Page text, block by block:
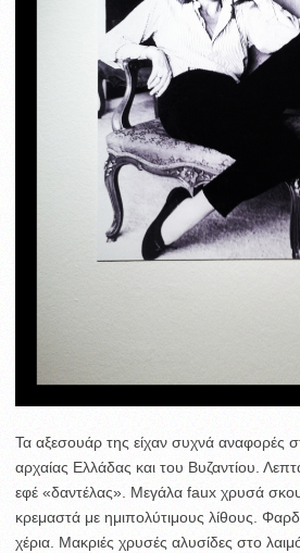
Τα αξεσουάρ της είχαν συχνά αναφορές
αρχαίας Ελλάδας και του Βυζαντίου.
εφέ «δαντέλας». Μεγάλα faux χρυσά
κρεμαστά με ημιπολύτιμους λίθους.
χέρια. Μακριές χρυσές αλυσίδες στο